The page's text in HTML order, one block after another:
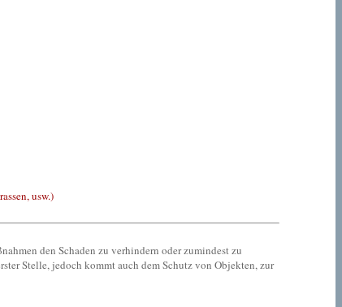
usw.)
den Schaden zu verhindern oder zumindest zu
Stelle, jedoch kommt auch dem Schutz von Objekten, zur